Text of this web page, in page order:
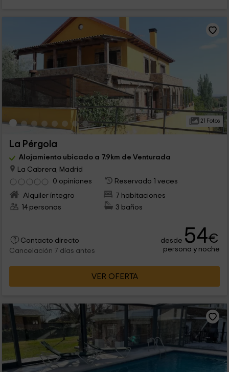
21 Fotos
La Pérgola
Alojamiento ubicado a 7.9km de Venturada
La Cabrera, Madrid
0 opiniones
Reservado 1 veces
Alquiler íntegro
7 habitaciones
14 personas
3 baños
Contacto directo
Cancelación 7 días antes
desde 54€
persona y noche
VER OFERTA